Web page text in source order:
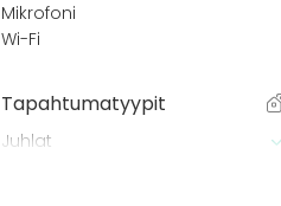
Mikrofoni
Wi-Fi
Tapahtumatyypit
Juhlat